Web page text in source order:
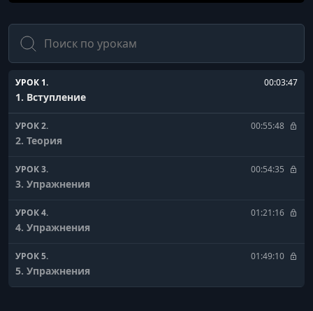
Поиск
УРОК 1. 00:03:47
1. Вступление
УРОК 2. 00:55:48
2. Теория
УРОК 3. 00:54:35
3. Упражнения
УРОК 4. 01:21:16
4. Упражнения
УРОК 5. 01:49:10
5. Упражнения